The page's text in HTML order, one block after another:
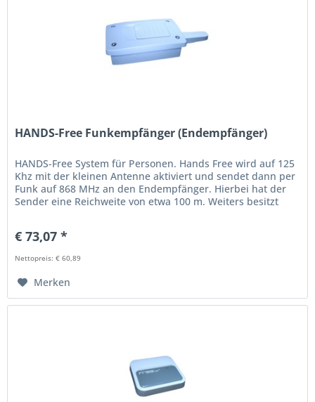
HANDS-Free Funkempfänger (Endempfänger)
HANDS-Free System für Personen. Hands Free wird auf 125
Khz mit der kleinen Antenne aktiviert und sendet dann per
Funk auf 868 MHz an den Endempfänger. Hierbei hat der
Sender eine Reichweite von etwa 100 m. Weiters besitzt
€ 73,07 *
Nettopreis: € 60,89
Merken